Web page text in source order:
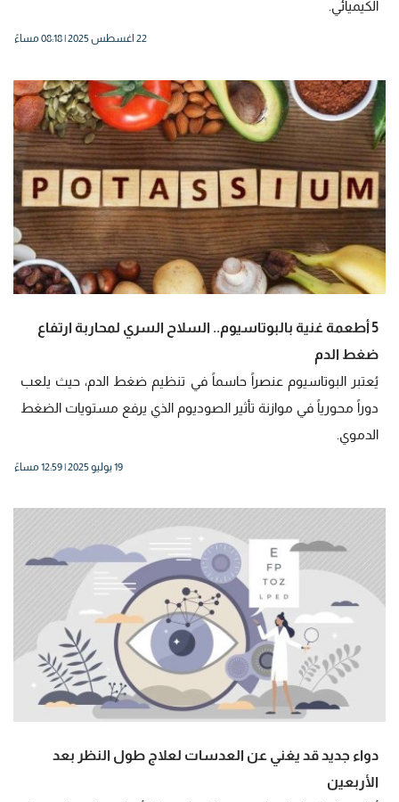
الكيميائي.
22 اغسطس 2025 | 08:18 مساءً
5 أطعمة غنية بالبوتاسيوم.. السلاح السري لمحاربة ارتفاع
ضغط الدم
يُعتبر البوتاسيوم عنصراً حاسماً في تنظيم ضغط الدم، حيث يلعب
دوراً محورياً في موازنة تأثير الصوديوم الذي يرفع مستويات الضغط
الدموي.
19 يوليو 2025 | 12:59 مساءً
دواء جديد قد يغني عن العدسات لعلاج طول النظر بعد
الأربعين